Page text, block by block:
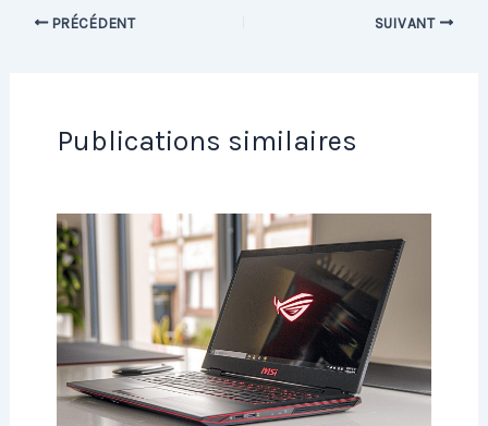
PRÉCÉDENT SUIVANT
Publications similaires